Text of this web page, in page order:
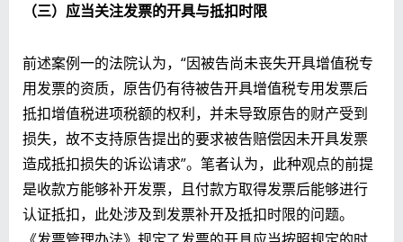
（三）应当关注发票的开具与抵扣时限
前述案例一的法院认为，“因被告尚未丧失开具增值税专
用发票的资质，原告仍有待被告开具增值税专用发票后
抵扣增值税进项税额的权利，并未导致原告的财产受到
损失，故不支持原告提出的要求被告赔偿因未开具发票
造成抵扣损失的诉讼请求”。笔者认为，此种观点的前提
是收款方能够补开发票，且付款方取得发票后能够进行
认证抵扣，此处涉及到发票补开及抵扣时限的问题。